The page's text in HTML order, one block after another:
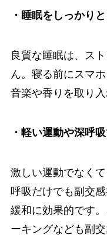
・睡眠をしっかり
良質な睡眠は、ス
ん。寝る前にスマ
音楽や香りを取り入
・軽い運動や深呼
激しい運動でなく
呼吸だけでも副交
緩和に効果的です
ーキングなども副